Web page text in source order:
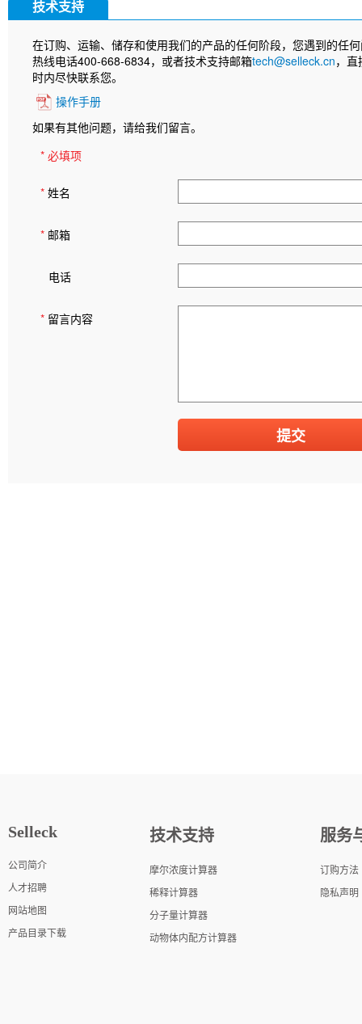
技术支持
在订购、运输、储存和使用我们的产品的任何阶段，您遇到的任
热线电话400-668-6834，或者技术支持邮箱tech@selleck.cn，
时内尽快联系您。
操作手册
如果有其他问题，请给我们留言。
* 必填项
* 姓名
* 邮箱
电话
* 留言内容
Selleck
公司简介
人才招聘
网站地图
产品目录下载
技术支持
摩尔浓度计算器
稀释计算器
分子量计算器
动物体内配方计算器
服务
订购方法
隐私声明